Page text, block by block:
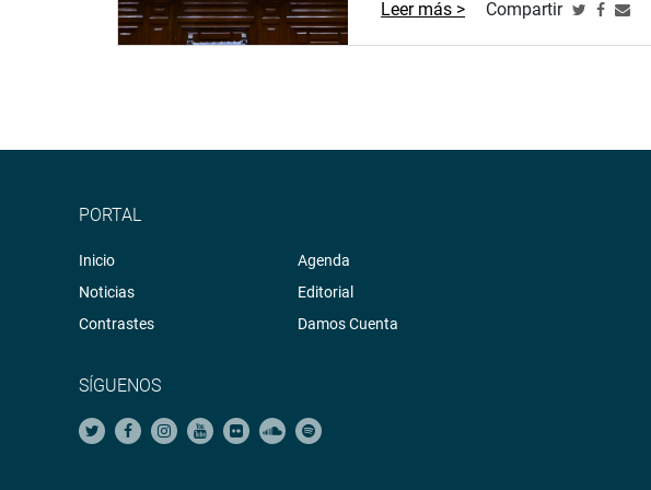
Leer más > Compartir
PORTAL
Inicio
Noticias
Contrastes
Agenda
Editorial
Damos Cuenta
SÍGUENOS